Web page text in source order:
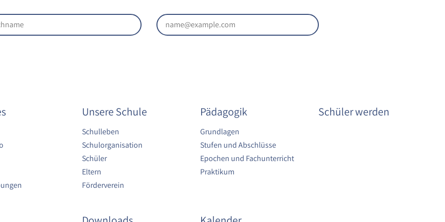
Unsere Schule
Schulleben
Schulorganisation
Schüler
Eltern
Förderverein
Pädagogik
Grundlagen
Stufen und Abschlüsse
Epochen und Fachunterricht
Praktikum
Schüler werden